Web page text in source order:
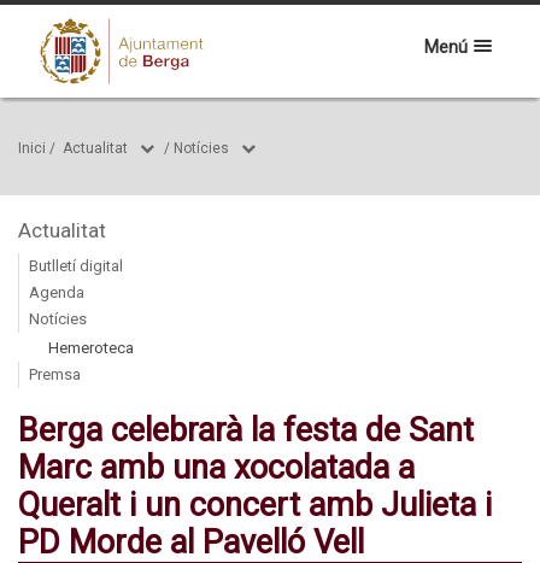
Menú
Inici / Actualitat / Notícies
Actualitat
Butlletí digital
Agenda
Notícies
Hemeroteca
Premsa
Berga celebrarà la festa de Sant
Marc amb una xocolatada a
Queralt i un concert amb Julieta i
PD Morde al Pavelló Vell